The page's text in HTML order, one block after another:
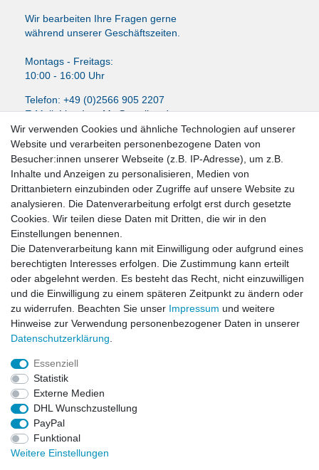
Wir bearbeiten Ihre Fragen gerne
während unserer Geschäftszeiten.
Montags - Freitags:
10:00 - 16:00 Uhr
Telefon: +49 (0)2566 905 2207
E-Mail:LissyInterMo@t-online.de
News-Letter abonieren
VORNAME NACHNAME
E-MAIL **
Newsletter
Honig
Hiermit bestätige ich, dass ich dieDaten­schutz­erklärunggelesen habe. Meine
Einwilligung kann ich jederzeit widerrufen.**
Abonnieren
Impressum
Widerrufs­recht
Wir verwenden Cookies und ähnliche Technologien auf unserer
Website und verarbeiten personenbezogene Daten von
Besucher:innen unserer Webseite (z.B. IP-Adresse), um z.B.
Inhalte und Anzeigen zu personalisieren, Medien von
Drittanbietern einzubinden oder Zugriffe auf unsere Website zu
analysieren. Die Datenverarbeitung erfolgt erst durch gesetzte
Cookies. Wir teilen diese Daten mit Dritten, die wir in den
Einstellungen benennen.
Die Datenverarbeitung kann mit Einwilligung oder aufgrund eines
berechtigten Interesses erfolgen. Die Zustimmung kann erteilt
oder abgelehnt werden. Es besteht das Recht, nicht einzuwilligen
und die Einwilligung zu einem späteren Zeitpunkt zu ändern oder
zu widerrufen. Beachten Sie unser Impressum und weitere
Hinweise zur Verwendung personenbezogener Daten in unserer
Daten­schutz­erklärung
Essenziell
Statistik
Externe Medien
DHL Wunschzustellung
PayPal
Funktional
Weitere Einstellungen